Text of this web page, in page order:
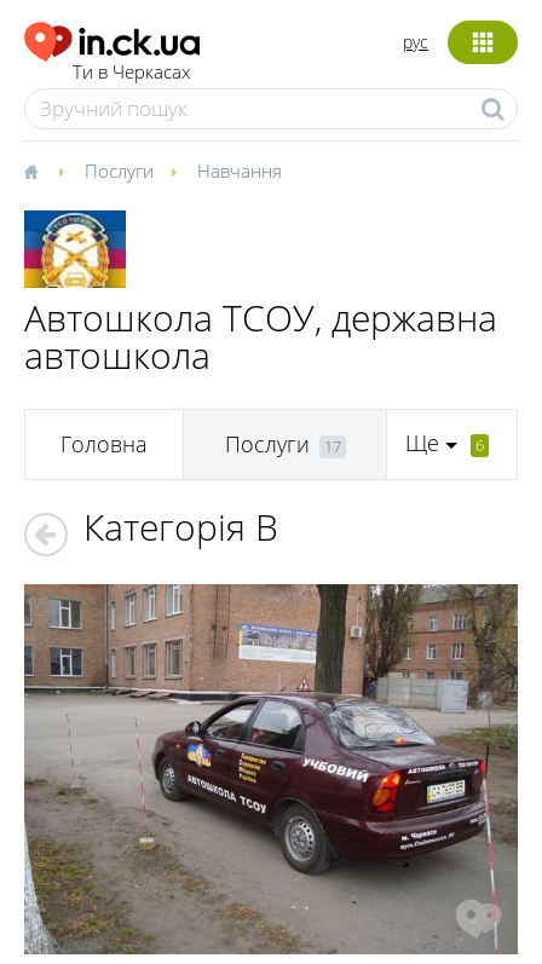
Ти в Черкасах
рус
Послуги Навчання
Автошкола ТСОУ, державна
автошкола
Головна Послуги 17 Ще 6
Категорія B